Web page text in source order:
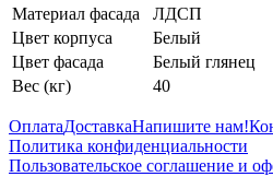
Материал фасада
ЛДСП
Цвет корпуса
Белый
Цвет фасада
Белый глянец
Вес (кг)
40
ОплатаДоставкаНапишите нам!
Политика конфиденциальности
Пользовательское соглашение и